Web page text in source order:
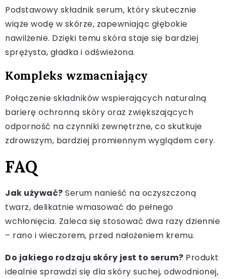
Podstawowy składnik serum, który skutecznie
wiąże wodę w skórze, zapewniając głębokie
nawilżenie. Dzięki temu skóra staje się bardziej
sprężysta, gładka i odświeżona.
Kompleks wzmacniający
Połączenie składników wspierających naturalną
barierę ochronną skóry oraz zwiększających
odporność na czynniki zewnętrzne, co skutkuje
zdrowszym, bardziej promiennym wyglądem cery.
FAQ
Jak używać? Serum nanieść na oczyszczoną
twarz, delikatnie wmasować do pełnego
wchłonięcia. Zaleca się stosować dwa razy dziennie
– rano i wieczorem, przed nałożeniem kremu.
Do jakiego rodzaju skóry jest to serum? Produkt
idealnie sprawdzi się dla skóry suchej, odwodnionej,